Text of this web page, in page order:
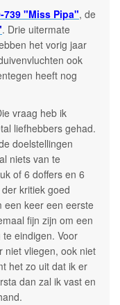
739 "Miss Pipa", de
. Drie uitermate
het vorig jaar
ook
heeft nog
vraag heb ik
liefhebbers gehad.
doelstellingen
niets van te
of 6 doffers en 6
kritiek goed
een keer een eerste
fijn zijn om een
eindigen. Voor
niet vliegen, ook niet
het zo uit dat ik er
dan zal ik vast en